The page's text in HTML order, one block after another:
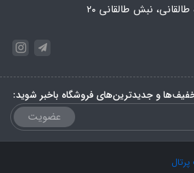
نبش طالقانی ۲۰
و جدیدترین‌های فروشگاه باخبر شوید:
عضویت